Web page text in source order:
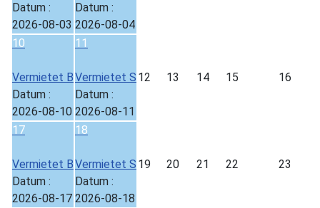
Datum :
2026-08-03
Datum :
2026-08-04
10
Vermietet B
Datum :
2026-08-10
11
Vermietet S
Datum :
2026-08-11
12 13 14 15 16
17
Vermietet B
Datum :
2026-08-17
18
Vermietet S
Datum :
2026-08-18
19 20 21 22 23